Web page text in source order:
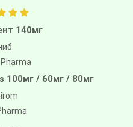
140мг
100мг / 60мг / 80мг